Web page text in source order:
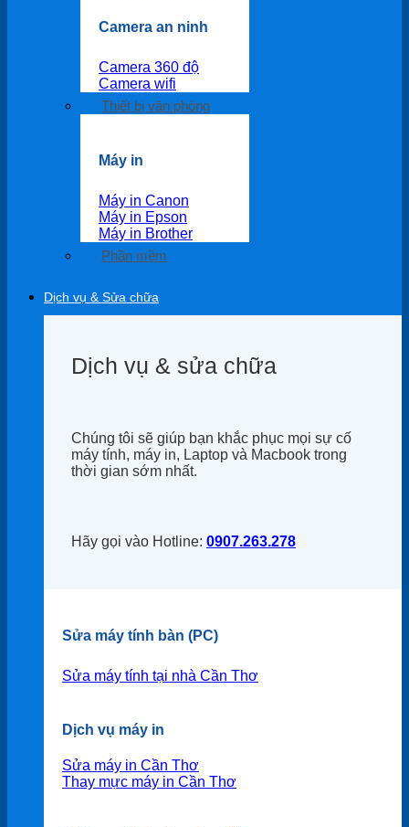
Camera an ninh
Camera 360 độ
Camera wifi
Thiết bị văn phòng
Máy in
Máy in Canon
Máy in Epson
Máy in Brother
Phần mềm
Dịch vụ & Sửa chữa
Dịch vụ & sửa chữa
Chúng tôi sẽ giúp bạn khắc phục mọi sự cố
máy tính, máy in, Laptop và Macbook trong
thời gian sớm nhất.
Hãy gọi vào Hotline: 0907.263.278
Sửa máy tính bàn (PC)
Sửa máy tính tại nhà Cần Thơ
Dịch vụ máy in
Sửa máy in Cần Thơ
Thay mực máy in Cần Thơ